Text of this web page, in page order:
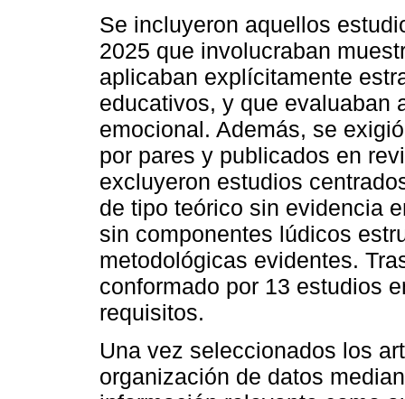
Se incluyeron aquellos
2025 que involucraban
aplicaban explícitamente
educativos, y que evaluaban
emocional. Además, se
por pares y publicados en
excluyeron estudios
de tipo teórico sin evidencia
sin componentes lúdicos
metodológicas evidentes.
conformado por 13 estudios
requisitos.
Una vez seleccionados los
organización de datos